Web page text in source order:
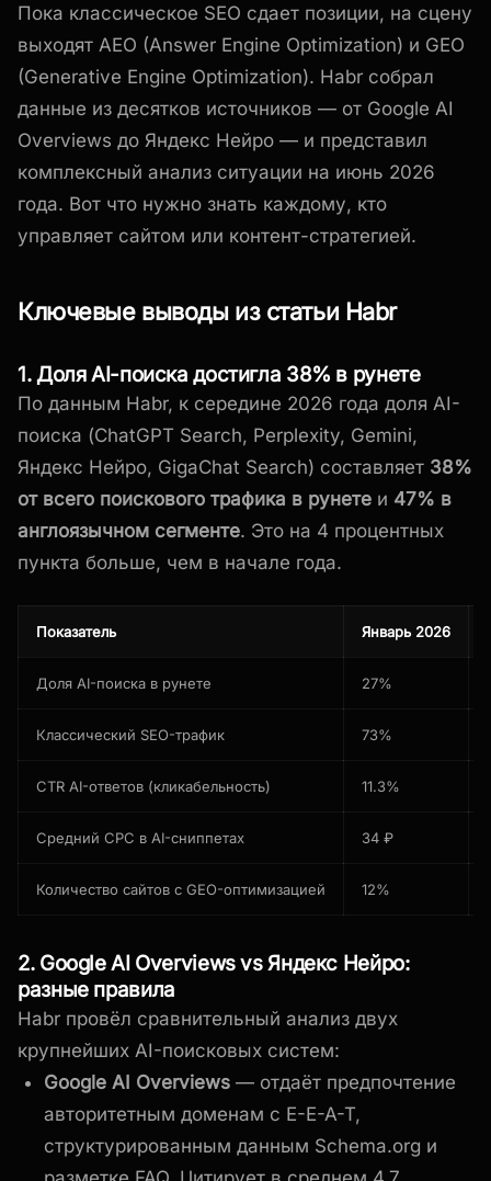
Пока классическое SEO сдает позиции, на сцену
выходят AEO (Answer Engine Optimization) и GEO
(Generative Engine Optimization). Habr собрал
данные из десятков источников — от Google AI
Overviews до Яндекс Нейро — и представил
комплексный анализ ситуации на июнь 2026
года. Вот что нужно знать каждому, кто
управляет сайтом или контент-стратегией.
Ключевые выводы из статьи Habr
1. Доля AI-поиска достигла 38% в рунете
По данным Habr, к середине 2026 года доля AI-
поиска (ChatGPT Search, Perplexity, Gemini,
Яндекс Нейро, GigaChat Search) составляет 38%
от всего поискового трафика в рунете и 47% в
англоязычном сегменте. Это на 4 процентных
пункта больше, чем в начале года.
Показатель Январь 2026
Доля AI-поиска в рунете 27%
Классический SEO-трафик 73%
CTR AI-ответов (кликабельность) 11.3%
Средний CPC в AI-сниппетах 34 ₽
Количество сайтов с GEO-оптимизацией 12%
2. Google AI Overviews vs Яндекс Нейро:
разные правила
Habr провёл сравнительный анализ двух
крупнейших AI-поисковых систем:
Google AI Overviews — отдаёт предпочтение
авторитетным доменам с E-E-A-T,
структурированным данным Schema.org и